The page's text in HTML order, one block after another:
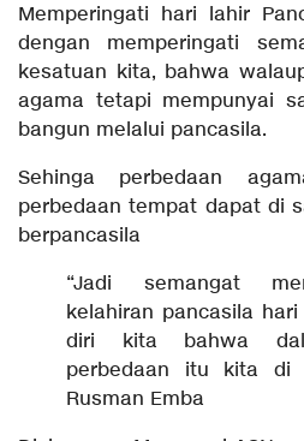
Memperingati hari lahir
dengan memperingati
kesatuan kita, bahwa
agama tetapi mempunyai
bangun melalui pancasila.
Sehinga perbedaan
perbedaan tempat dapat di
berpancasila
“Jadi semangat
kelahiran pancasila
diri kita bahwa
perbedaan itu kita di
Rusman Emba